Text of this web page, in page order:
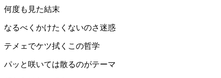
何度も見た結末
なるべくかけたくないのさ迷惑
テメェでケツ拭くこの哲学
パッと咲いては散るのがテーマ